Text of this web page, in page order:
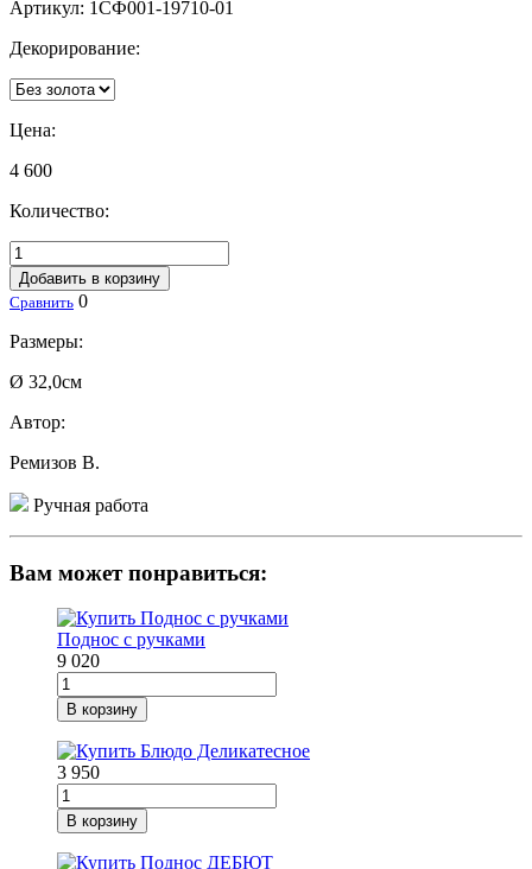
Артикул: 1СФ001-19710-01
Декорирование:
Цена:
4 600
Количество:
Добавить в корзину
Сравнить 0
Размеры:
Ø 32,0см
Автор:
Ремизов В.
Ручная работа
Вам может понравиться:
Поднос с ручками
9 020
В корзину
3 950
В корзину